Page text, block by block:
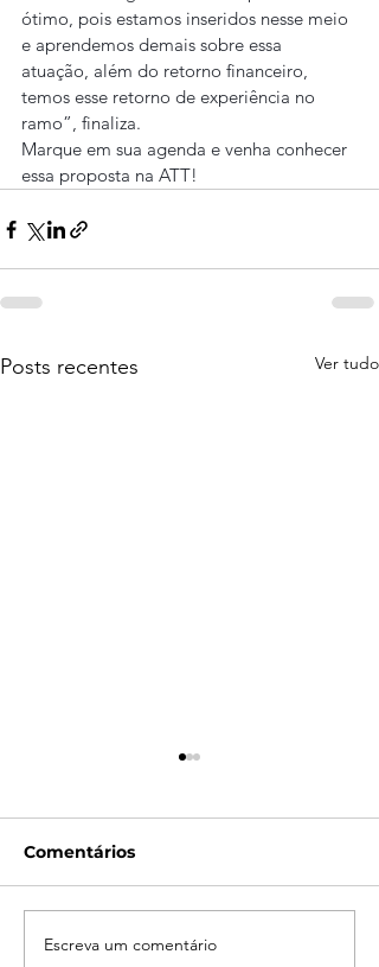
ótimo, pois estamos inseridos nesse meio
e aprendemos demais sobre essa
atuação, além do retorno financeiro,
temos esse retorno de experiência no
ramo”, finaliza.
Marque em sua agenda e venha conhecer
essa proposta na ATT!
Posts recentes Ver tudo
Campanha do
Comentários
Escreva um comentário